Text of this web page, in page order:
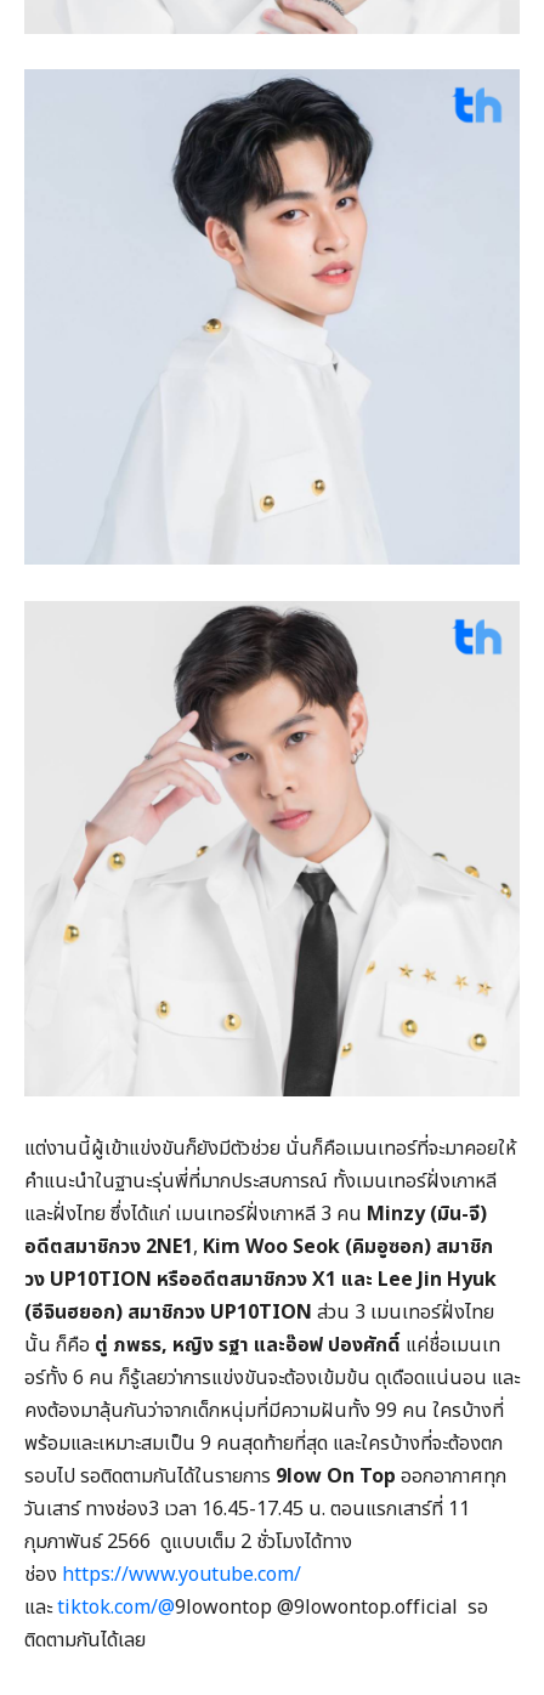
แต่งานนี้ผู้เข้าแข่งขันก็ยังมีตัวช่วย นั่นก็คือเมนเทอร์ที่จะมาคอยให้
คำแนะนำในฐานะรุ่นพี่ที่มากประสบการณ์ ทั้งเมนเทอร์ฝั่งเกาหลี
และฝั่งไทย ซึ่งได้แก่ เมนเทอร์ฝั่งเกาหลี 3 คน Minzy (มิน-จี)
อดีตสมาชิกวง 2NE1, Kim Woo Seok (คิมอูซอก) สมาชิก
วง UP10TION หรืออดีตสมาชิกวง X1 และ Lee Jin Hyuk
(อีจินฮยอก) สมาชิกวง UP10TION ส่วน 3 เมนเทอร์ฝั่งไทย
นั้น ก็คือ ตู่ ภพธร, หญิง รฐา และอ๊อฟ ปองศักดิ์ แค่ชื่อเมนเท
อร์ทั้ง 6 คน ก็รู้เลยว่าการแข่งขันจะต้องเข้มข้น ดุเดือดแน่นอน และ
คงต้องมาลุ้นกันว่าจากเด็กหนุ่มที่มีความฝันทั้ง 99 คน ใครบ้างที่
พร้อมและเหมาะสมเป็น 9 คนสุดท้ายที่สุด และใครบ้างที่จะต้องตก
รอบไป รอติดตามกันได้ในรายการ 9low On Top ออกอากาศทุก
วันเสาร์ ทางช่อง3 เวลา 16.45-17.45 น. ตอนแรกเสาร์ที่ 11
กุมภาพันธ์ 2566 ดูแบบเต็ม 2 ชั่วโมงได้ทาง
ช่อง https://www.youtube.com/
และtiktok.com/@9lowontop @9lowontop.official รอ
ติดตามกันได้เลย